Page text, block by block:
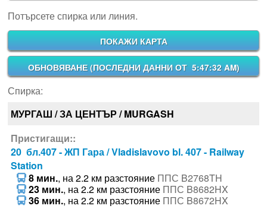
Потърсете спирка или линия.
ПОКАЖИ КАРТА
ОБНОВЯВАНЕ (ПОСЛЕДНИ ДАННИ ОТ 5:47:32 AM)
Спирка:
МУРГАШ / ЗА ЦЕНТЪР / MURGASH
Пристигащи::
20 бл.407 - ЖП Гара / Vladislavovo bl. 407 - Railway
Station
8 мин., на 2.2 км разстояние ППС B2768TH
23 мин., на 2.2 км разстояние ППС B8682HX
36 мин., на 2.2 км разстояние ППС B8672HX